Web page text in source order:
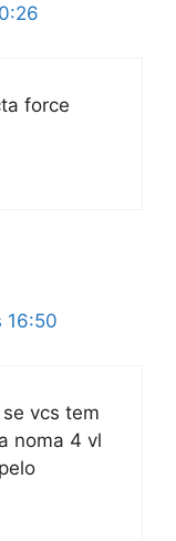
force
16:50
vcs tem
noma 4 vl